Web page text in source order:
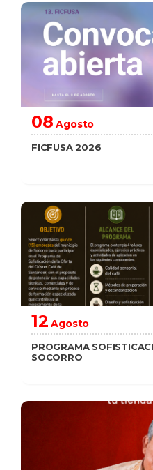
08 Agosto
FICFUSA 2026
12 Agosto
PROGRAMA
SOCORRO